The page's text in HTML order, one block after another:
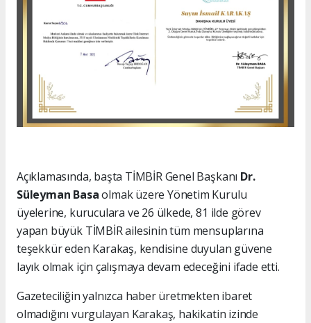
Açıklamasında, başta TİMBİR Genel Başkanı Dr.
Süleyman Basaolmak üzere Yönetim Kurulu
üyelerine, kuruculara ve 26 ülkede, 81 ilde görev
yapan büyük TİMBİR ailesinin tüm mensuplarına
teşekkür eden Karakaş, kendisine duyulan güvene
layık olmak için çalışmaya devam edeceğini ifade etti.
Gazeteciliğin yalnızca haber üretmekten ibaret
olmadığını vurgulayan Karakaş, hakikatin izinde